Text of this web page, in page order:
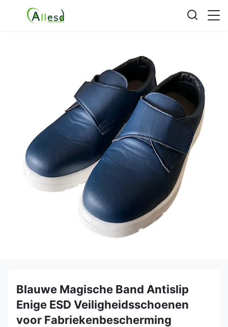
Blauwe Magische Band Antislip
Enige ESD Veiligheidsschoenen
voor Fabriekenbescherming